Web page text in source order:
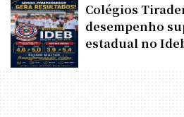
Colégios
desempenho
estadual no